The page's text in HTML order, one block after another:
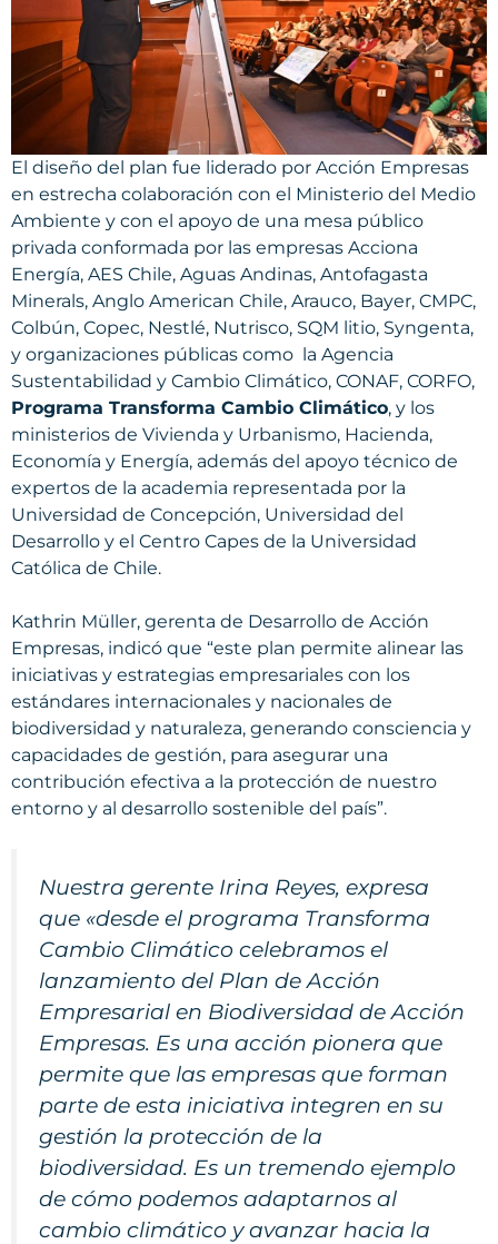
El diseño del plan fue liderado por Acción Empresas
en estrecha colaboración con el Ministerio del Medio
Ambiente y con el apoyo de una mesa público
privada conformada por las empresas Acciona
Energía, AES Chile, Aguas Andinas, Antofagasta
Minerals, Anglo American Chile, Arauco, Bayer, CMPC,
Colbún, Copec, Nestlé, Nutrisco, SQM litio, Syngenta,
y organizaciones públicas como la Agencia
Sustentabilidad y Cambio Climático, CONAF, CORFO,
Programa Transforma Cambio Climático, y los
ministerios de Vivienda y Urbanismo, Hacienda,
Economía y Energía, además del apoyo técnico de
expertos de la academia representada por la
Universidad de Concepción, Universidad del
Desarrollo y el Centro Capes de la Universidad
Católica de Chile.
Kathrin Müller, gerenta de Desarrollo de Acción
Empresas, indicó que “este plan permite alinear las
iniciativas y estrategias empresariales con los
estándares internacionales y nacionales de
biodiversidad y naturaleza, generando consciencia y
capacidades de gestión, para asegurar una
contribución efectiva a la protección de nuestro
entorno y al desarrollo sostenible del país”.
Nuestra gerente Irina Reyes, expresa
que «desde el programa Transforma
Cambio Climático celebramos el
lanzamiento del Plan de Acción
Empresarial en Biodiversidad de Acción
Empresas. Es una acción pionera que
permite que las empresas que forman
parte de esta iniciativa integren en su
gestión la protección de la
biodiversidad. Es un tremendo ejemplo
de cómo podemos adaptarnos al
cambio climático y avanzar hacia la